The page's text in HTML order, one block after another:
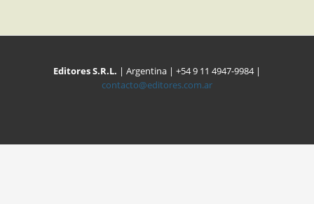
Editores S.R.L. | Argentina | +54 9 11 4947-9984 |
contacto@editores.com.ar